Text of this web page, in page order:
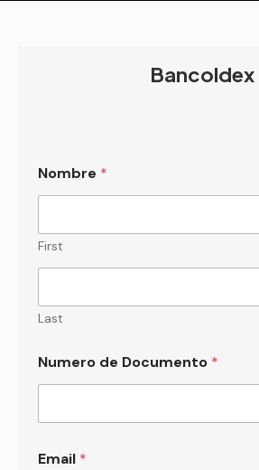
Bancoldex
Nombre *
First
Last
Numero de Documento *
Email *